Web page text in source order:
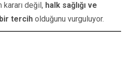
kararı değil, halk sağlığı ve
tercih olduğunu vurguluyor.